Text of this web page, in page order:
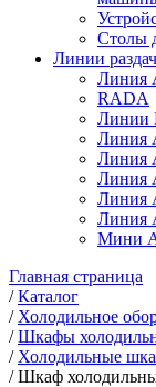
Столы
Линии
Линия
RADA
Линия
Линия
Линия
Линия
Линия
Мини
Главная страница
/Каталог
/ Холодильное
/Шкафы
/ Холодильные
/Шкаф